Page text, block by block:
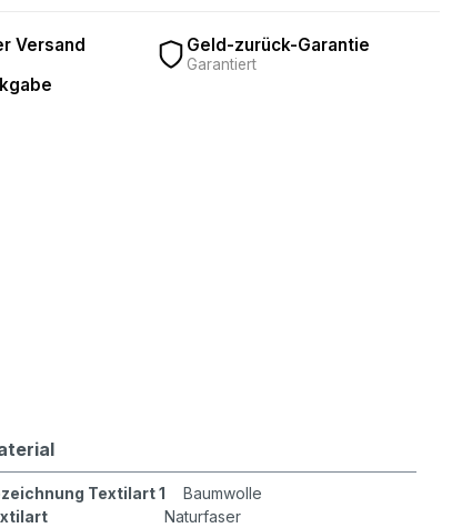
Versand Geld-zurück-Garantie
Garantiert
Textilart 1
Baumwolle
Naturfaser